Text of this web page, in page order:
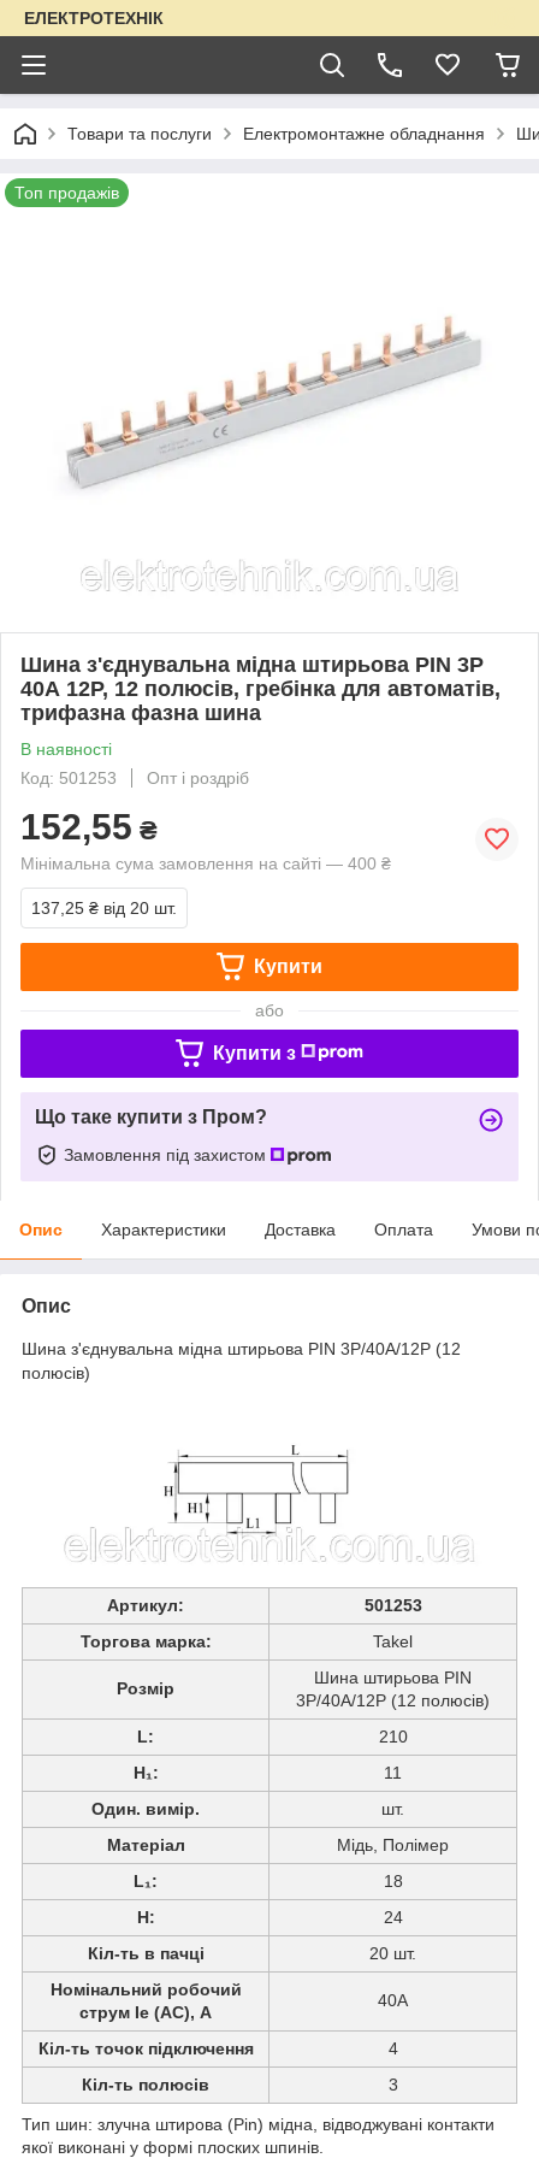
ЕЛЕКТРОТЕХНІК
Товари та послуги Електромонтажне обладнання
Топ продажів
Шина з'єднувальна мідна штирьова PIN 3P
40А 12P, 12 полюсів, гребінка для автоматів,
трифазна фазна шина
В наявності
Код: 501253
Опт і роздріб
152,55 ₴
Мінімальна сума замовлення на сайті — 400 ₴
137,25 ₴ від 20 шт.
Купити
або
Купити з
Що таке купити з Пром?
Замовлення під захистом
Опис Характеристики Доставка Оплата Умови
Опис
Шина з'єднувальна мідна штирьова PIN 3P/40A/12P (12
полюсів)
Артикул:
501253
Торгова марка:
Takel
Розмір
Шина штирьова PIN
3P/40A/12P (12 полюсів)
L:
210
H₁:
11
Один. вимір.
шт.
Матеріал
Мідь, Полімер
L₁:
18
H:
24
Кіл-ть в пачці
20 шт.
Номінальний робочий
струм Ie (AC), А
40А
Кіл-ть точок підключення
4
Кіл-ть полюсів
3
Тип шин: злучна штирова (Pin) мідна, відводжувані контакти
якої виконані у формі плоских шпинів.